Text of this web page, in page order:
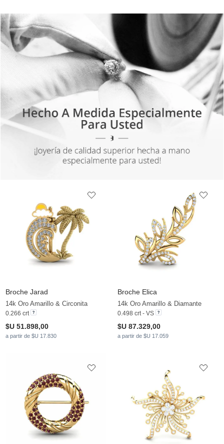
Broche Jarad
14k Oro Amarillo & Circonita
0.266 crt
$U 51.898,00
a partir de $U 17.830
Broche Elica
14k Oro Amarillo & Diamante
0.498 crt - VS
$U 87.329,00
a partir de $U 17.059